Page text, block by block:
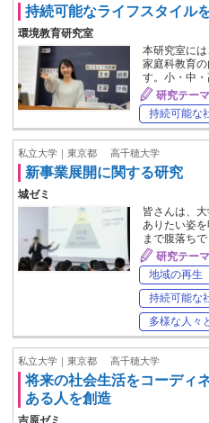
持続可能なライフスタイル
環境教育研究室
本研究室には
家庭科教育
す。小・中
研究テーマ
持続可能な
私立大学｜東京都 高千穂大学
新事業展開に関する研究
城ゼミ
皆さんは、
ありたい姿
まで腹落ち
研究テーマ
地域の再生
持続可能な
多様な人々
私立大学｜東京都 高千穂大学
将来の社会生活をコーディ
ある人を創造
吉原ゼミ